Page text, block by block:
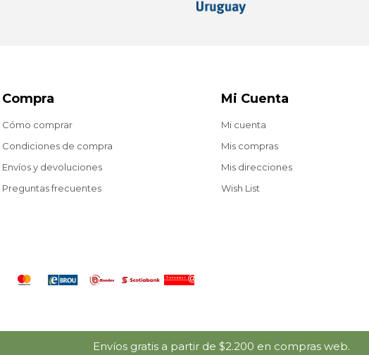
Compra
Cómo comprar
Condiciones de compra
Envíos y devoluciones
Preguntas frecuentes
Mi Cuenta
Mi cuenta
Mis compras
Mis direcciones
Wish List
Envíos gratis a partir de $2.200 en compras web.